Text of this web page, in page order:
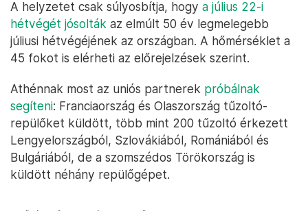
A helyzetet csak súlyosbítja, hogy a július 22-i
hétvégét jósolták az elmúlt 50 év legmelegebb
júliusi hétvégéjének az országban. A hőmérséklet a
45 fokot is elérheti az előrejelzések szerint.
Athénnak most az uniós partnerek próbálnak
segíteni: Franciaország és Olaszország tűzoltó-
repülőket küldött, több mint 200 tűzoltó érkezett
Lengyelországból, Szlovákiából, Romániából és
Bulgáriából, de a szomszédos Törökország is
küldött néhány repülőgépet.